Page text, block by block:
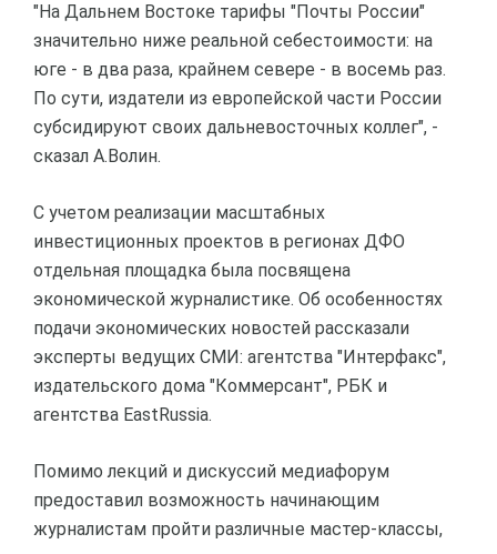
"На Дальнем Востоке тарифы "Почты России"
значительно ниже реальной себестоимости: на
юге - в два раза, крайнем севере - в восемь раз.
По сути, издатели из европейской части России
субсидируют своих дальневосточных коллег", -
сказал А.Волин.
С учетом реализации масштабных
инвестиционных проектов в регионах ДФО
отдельная площадка была посвящена
экономической журналистике. Об особенностях
подачи экономических новостей рассказали
эксперты ведущих СМИ: агентства "Интерфакс",
издательского дома "Коммерсант", РБК и
агентства EastRussia.
Помимо лекций и дискуссий медиафорум
предоставил возможность начинающим
журналистам пройти различные мастер-классы,